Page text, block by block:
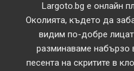
Largoto.bg е онлайн
Околията, където да
видим по-добре
разминаваме набързо
песента на скритите в